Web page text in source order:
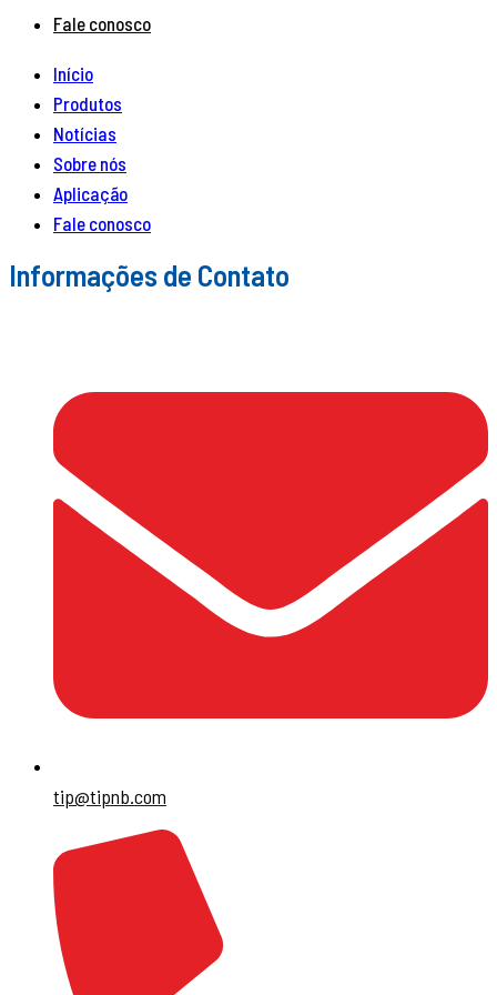
Fale conosco
Início
Produtos
Notícias
Sobre nós
Aplicação
Fale conosco
Informações de Contato
tip@tipnb.com